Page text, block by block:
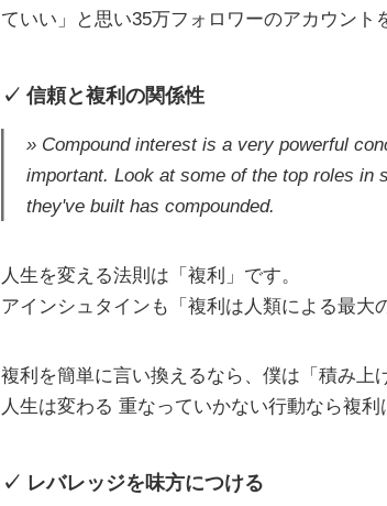
ていい」と思い35万フォロワーのアカウント
信頼と複利の関係性
Compound interest is a very powerful
important. Look at some of the top roles in
they've built has compounded.
人生を変える法則は「複利」です。
アインシュタインも「複利は人類による最大
複利を簡単に言い換えるなら、僕は「積み上
人生は変わる 重なっていかない行動なら複
レバレッジを味方につける